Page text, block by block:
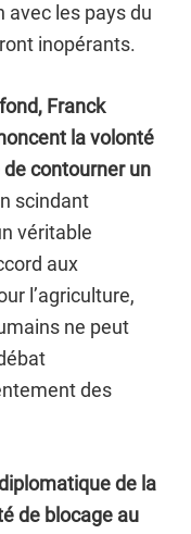
avec les pays du
inopérants.
Franck
la volonté
contourner un
scindant
véritable
aux
l’agriculture,
ne peut
des
de la
de blocage au